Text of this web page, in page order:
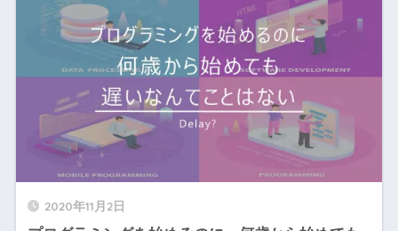
2020年11月2日